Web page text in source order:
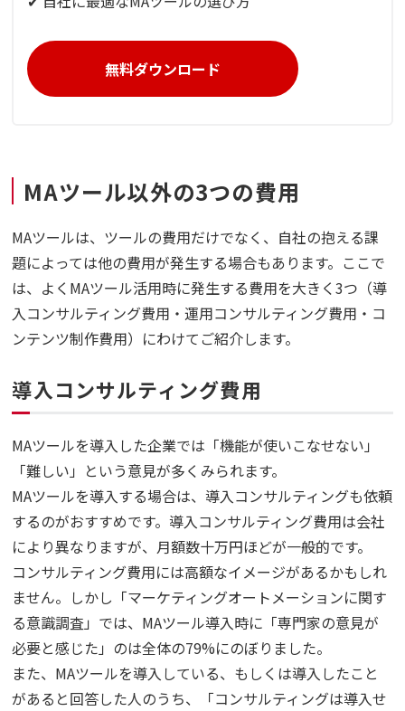
無料ダウンロード
MAツール以外の3つの費用
MAツールは、ツールの費用だけでなく、自社の抱える課
題によっては他の費用が発生する場合もあります。ここで
は、よくMAツール活用時に発生する費用を大きく3つ（導
入コンサルティング費用・運用コンサルティング費用・コ
ンテンツ制作費用）にわけてご紹介します。
導入コンサルティング費用
MAツールを導入した企業では「機能が使いこなせない」
「難しい」という意見が多くみられます。
MAツールを導入する場合は、導入コンサルティングも依頼
するのがおすすめです。導入コンサルティング費用は会社
により異なりますが、月額数十万円ほどが一般的です。
コンサルティング費用には高額なイメージがあるかもしれ
ません。しかし「マーケティングオートメーションに関す
る意識調査」では、MAツール導入時に「専門家の意見が
必要と感じた」のは全体の79%にのぼりました。
また、MAツールを導入している、もしくは導入したこと
があると回答した人のうち、「コンサルティングは導入せ